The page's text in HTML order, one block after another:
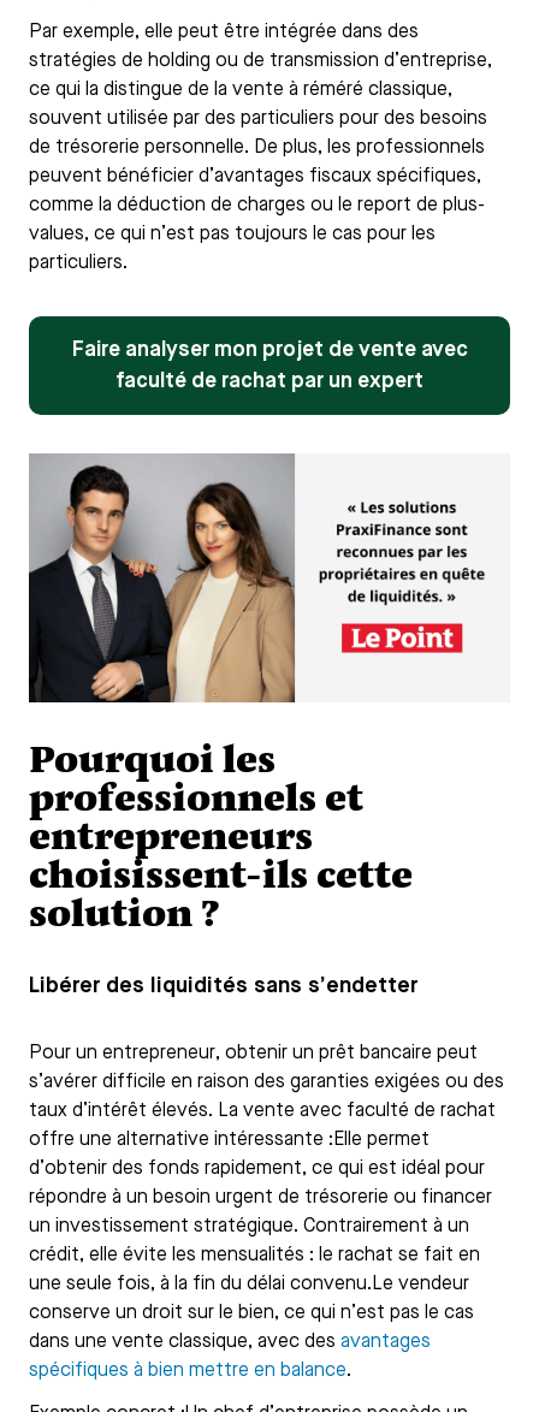
Par exemple, elle peut être intégrée dans des
stratégies de holding ou de transmission d’entreprise,
ce qui la distingue de la vente à réméré classique,
souvent utilisée par des particuliers pour des besoins
de trésorerie personnelle. De plus, les professionnels
peuvent bénéficier d’avantages fiscaux spécifiques,
comme la déduction de charges ou le report de plus-
values, ce qui n’est pas toujours le cas pour les
particuliers.
Faire analyser mon projet de vente avec
faculté de rachat par un expert
Pourquoi les
professionnels et
entrepreneurs
choisissent-ils cette
solution ?
Libérer des liquidités sans s’endetter
Pour un entrepreneur, obtenir un prêt bancaire peut
s’avérer difficile en raison des garanties exigées ou des
taux d’intérêt élevés. La vente avec faculté de rachat
offre une alternative intéressante :Elle permet
d’obtenir des fonds rapidement, ce qui est idéal pour
répondre à un besoin urgent de trésorerie ou financer
un investissement stratégique. Contrairement à un
crédit, elle évite les mensualités : le rachat se fait en
une seule fois, à la fin du délai convenu.Le vendeur
conserve un droit sur le bien, ce qui n’est pas le cas
dans une vente classique, avec des avantages
spécifiques à bien mettre en balance.